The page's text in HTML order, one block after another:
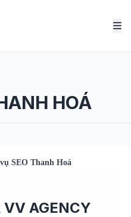
HOÁ
SEO Thanh Hoá
AGENCY